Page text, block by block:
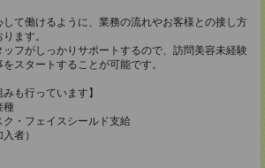
て働けるように、業務の流れやお客様との接し方
ます。
フがしっかりサポートするので、訪問美容未経験
スタートすることが可能です。
も行っています】
種
ク・フェイスシールド支給
者）